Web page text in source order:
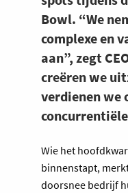
Bowl. “We
complexe en
aan”, zegt
creëren we
verdienen we
Wie het
binnenstapt,
doorsnee bedrijf